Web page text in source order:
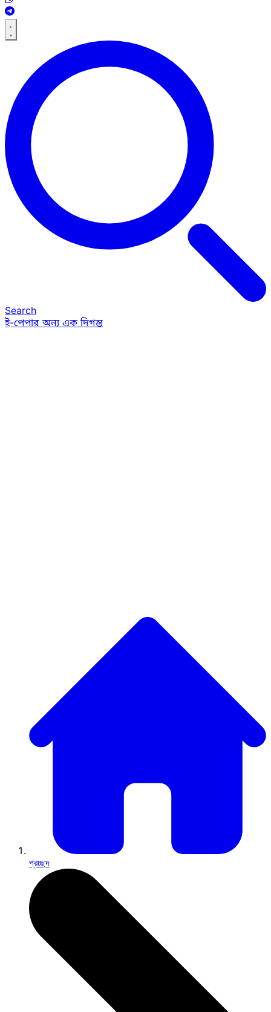
Search
ই-পেপার অন্য এক দিগন্ত
প্রচ্ছদ